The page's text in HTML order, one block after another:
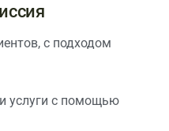
с подходом
услуги с помощью